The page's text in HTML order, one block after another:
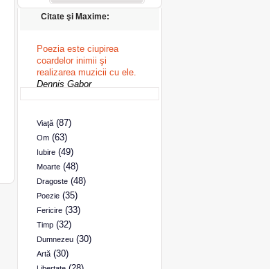
Citate şi Maxime:
Poezia este ciupirea
coardelor inimii şi
realizarea muzicii cu ele.
Dennis Gabor
Viaţă(87)
Om(63)
Iubire(49)
Moarte(48)
Dragoste(48)
Poezie(35)
Fericire(33)
Timp(32)
Dumnezeu(30)
Artă(30)